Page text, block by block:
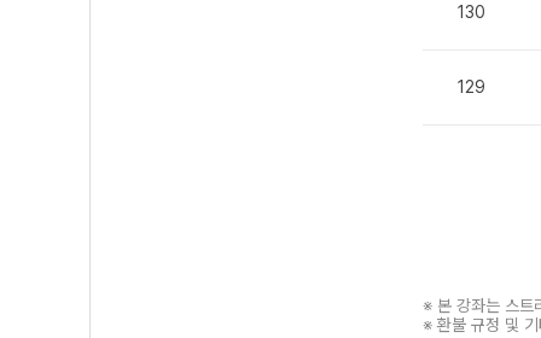
130
129
※ 본 강좌는 스트
※ 환불 규정 및